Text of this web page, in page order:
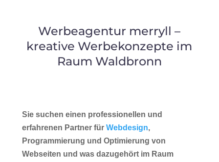
Werbeagentur merryll –
kreative Werbekonzepte im
Raum Waldbronn
Sie suchen einen professionellen und
erfahrenen Partner für Webdesign,
Programmierung und Optimierung von
Webseiten und was dazugehört im Raum